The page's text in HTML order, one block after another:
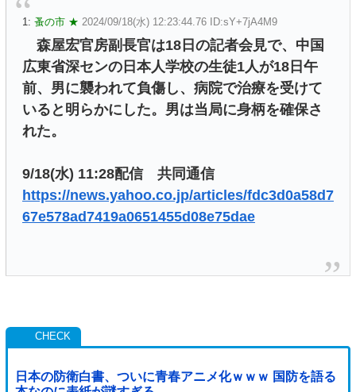
1: 蚤の市 ★ 2024/09/18(水) 12:23:44.76 ID:sY+7jA4M9
森屋宏官房副長官は18日の記者会見で、中国
広東省深センの日本人学校の生徒1人が18日午
前、男に襲われて負傷し、病院で治療を受けて
いると明らかにした。男は当局に身柄を確保さ
れた。
9/18(水) 11:28配信 共同通信
https://news.yahoo.co.jp/articles/fdc3d0a58d7
67e578ad7419a0651455d08e75dae
日本の防衛白書、ついに青春アニメ化ｗｗｗ 国防を語る